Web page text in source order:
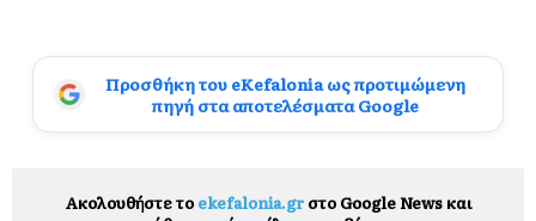
Προσθήκη του eKefalonia ως προτιμώμενη
πηγή στα αποτελέσματα Google
Ακολουθήστε το ekefalonia.grστο Google News και